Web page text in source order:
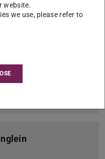
of Arts,
Sprechstunden statt.
website.
we use, please refer to